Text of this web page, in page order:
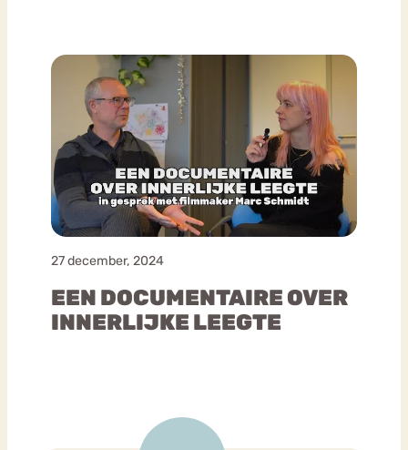
27 december, 2024
EEN DOCUMENTAIRE OVER
INNERLIJKE LEEGTE